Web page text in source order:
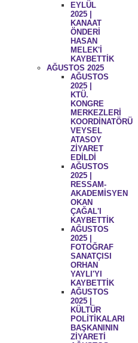
EYLÜL
2025 |
KANAAT
ÖNDERİ
HASAN
MELEK'İ
KAYBETTİK
AĞUSTOS 2025
AĞUSTOS
2025 |
KTÜ.
KONGRE
MERKEZLERİ
KOORDİNATÖRÜ
VEYSEL
ATASOY
ZİYARET
EDİLDİ
AĞUSTOS
2025 |
RESSAM-
AKADEMİSYEN
OKAN
ÇAĞAL'I
KAYBETTİK
AĞUSTOS
2025 |
FOTOĞRAF
SANATÇISI
ORHAN
YAYLI'YI
KAYBETTİK
AĞUSTOS
2025 |
KÜLTÜR
POLİTİKALARI
BAŞKANININ
ZİYARETİ